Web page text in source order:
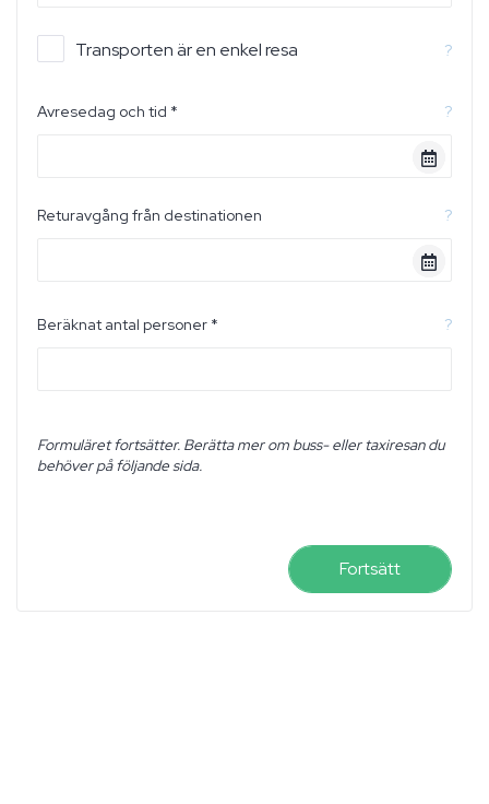
Transporten är en enkel resa ?
Avresedag och tid * ?
Returavgång från destinationen ?
Beräknat antal personer * ?
Formuläret fortsätter. Berätta mer om buss- eller taxiresan du
behöver på följande sida.
Fortsätt